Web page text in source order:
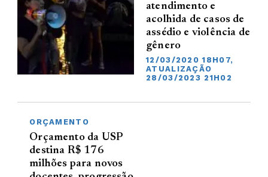
atendimento e
acolhida de casos de
assédio e violência de
gênero
12/03/2020 18H07,
ATUALIZAÇÃO
28/03/2023 21H02
ORÇAMENTO
Orçamento da USP
destina R$ 176
milhões para novos